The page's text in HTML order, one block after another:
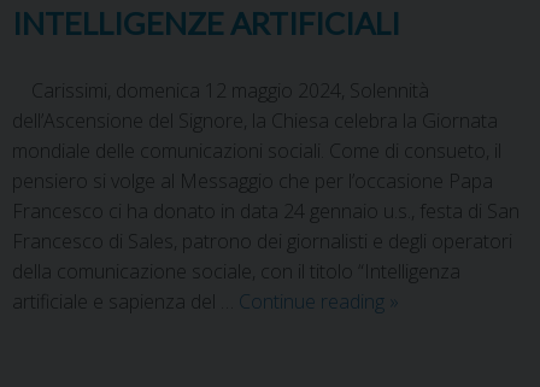
INTELLIGENZE ARTIFICIALI
Carissimi, domenica 12 maggio 2024, Solennità
dell’Ascensione del Signore, la Chiesa celebra la Giornata
mondiale delle comunicazioni sociali. Come di consueto, il
pensiero si volge al Messaggio che per l’occasione Papa
Francesco ci ha donato in data 24 gennaio u.s., festa di San
Francesco di Sales, patrono dei giornalisti e degli operatori
della comunicazione sociale, con il titolo “Intelligenza
artificiale e sapienza del … Continue reading »